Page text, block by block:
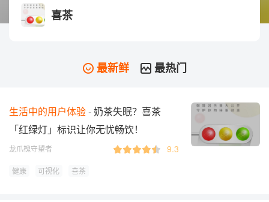
喜茶
最新鲜 最热门
生活中的用户体验 奶茶失眠？喜茶
「红绿灯」标识让你无忧畅饮！
龙爪槐守望者 9.3
健康 可视化 喜茶